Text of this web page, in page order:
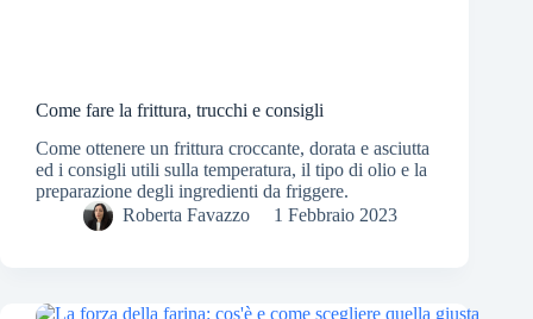
Come fare la frittura, trucchi e consigli
Come ottenere un frittura croccante, dorata e asciutta
ed i consigli utili sulla temperatura, il tipo di olio e la
preparazione degli ingredienti da friggere.
Roberta Favazzo
1 Febbraio 2023